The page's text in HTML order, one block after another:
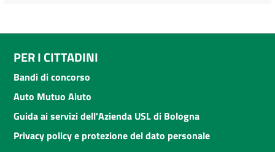
PER I CITTADINI
Bandi di concorso
Auto Mutuo Aiuto
Guida ai servizi dell'Azienda USL di Bologna
Privacy policy e protezione del dato personale